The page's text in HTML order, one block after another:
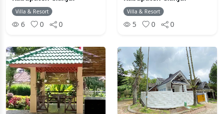
Villa & Resort
6 0 0
Villa & Resort
5 0 0